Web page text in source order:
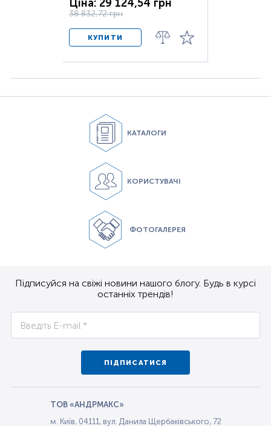
Ціна: 29 124,54 грн
38 832,72 грн
КУПИТИ
КАТАЛОГИ
КОРИСТУВАЧІ
ФОТОГАЛЕРЕЯ
Підписуйся на свіжі новини нашого блогу. Будь в курсі
останніх трендів!
ПІДПИСАТИСЯ
ТОВ «АНДРМАКС»
м. Київ, 04111, вул. Данила Щербаківського, 72